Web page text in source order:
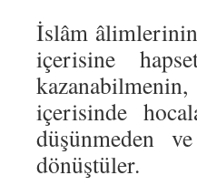
İslâm
içerisine
içerisinde
düşünmeden
dönüştüler.